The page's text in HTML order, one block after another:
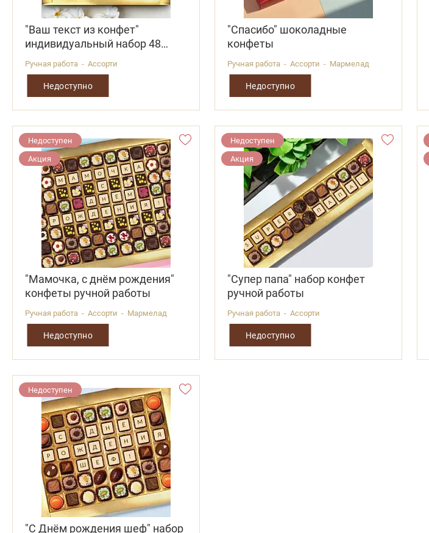
"Ваш текст из конфет"
индивидуальный набор 48
конфет
Ручная работа - Ассорти
Недоступно
"Спасибо" шоколадные
конфеты
Ручная работа - Ассорти - Мармелад
Недоступно
Недоступен
Акция
"Мамочка, с днём рождения"
конфеты ручной работы
Ручная работа - Ассорти - Мармелад
Недоступно
Недоступен
Акция
"Супер папа" набор конфет
ручной работы
Ручная работа - Ассорти
Недоступно
Недоступен
"С Днём рождения шеф" набор